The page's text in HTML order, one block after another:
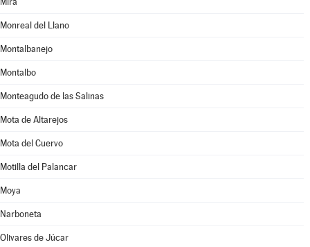
Monreal del Llano
Montalbanejo
Montalbo
Monteagudo de las Salinas
Mota de Altarejos
Mota del Cuervo
Motilla del Palancar
Moya
Narboneta
Olivares de Júcar